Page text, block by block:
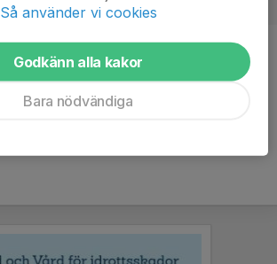
-
Så använder vi cookies
Godkänn alla kakor
Bara nödvändiga